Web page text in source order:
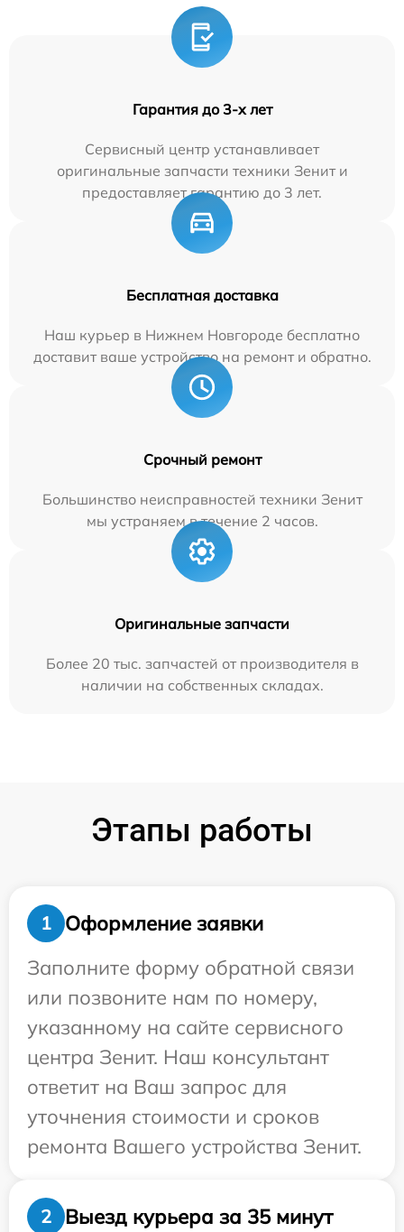
Гарантия до 3-х лет
Сервисный центр устанавливает
оригинальные запчасти техники Зенит и
предоставляет гарантию до 3 лет.
Бесплатная доставка
Наш курьер в Нижнем Новгороде бесплатно
доставит ваше устройство на ремонт и обратно.
Срочный ремонт
Большинство неисправностей техники Зенит
мы устраняем в течение 2 часов.
Оригинальные запчасти
Более 20 тыс. запчастей от производителя в
наличии на собственных складах.
Этапы работы
1
Оформление заявки
Заполните форму обратной связи
или позвоните нам по номеру,
указанному на сайте сервисного
центра Зенит. Наш консультант
ответит на Ваш запрос для
уточнения стоимости и сроков
ремонта Вашего устройства Зенит.
2 Выезд курьера за 35 минут